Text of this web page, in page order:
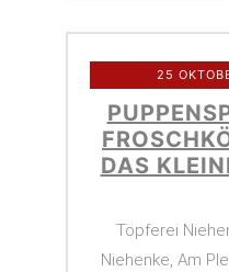
25
DAS
Töpferei
Niehenke, Am